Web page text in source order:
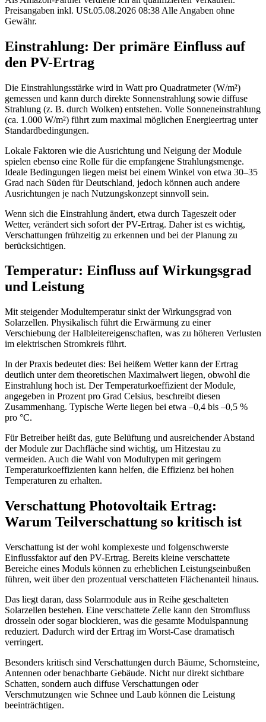
Preisangaben inkl. USt.05.08.2026 08:38 Alle Angaben ohne
Gewähr.
Einstrahlung: Der primäre Einfluss auf
den PV-Ertrag
Die Einstrahlungsstärke wird in Watt pro Quadratmeter (W/m²)
gemessen und kann durch direkte Sonnenstrahlung sowie diffuse
Strahlung (z. B. durch Wolken) entstehen. Volle Sonneneinstrahlung
(ca. 1.000 W/m²) führt zum maximal möglichen Energieertrag unter
Standardbedingungen.
Lokale Faktoren wie die Ausrichtung und Neigung der Module
spielen ebenso eine Rolle für die empfangene Strahlungsmenge.
Ideale Bedingungen liegen meist bei einem Winkel von etwa 30–35
Grad nach Süden für Deutschland, jedoch können auch andere
Ausrichtungen je nach Nutzungskonzept sinnvoll sein.
Wenn sich die Einstrahlung ändert, etwa durch Tageszeit oder
Wetter, verändert sich sofort der PV-Ertrag. Daher ist es wichtig,
Verschattungen frühzeitig zu erkennen und bei der Planung zu
berücksichtigen.
Temperatur: Einfluss auf Wirkungsgrad
und Leistung
Mit steigender Modultemperatur sinkt der Wirkungsgrad von
Solarzellen. Physikalisch führt die Erwärmung zu einer
Verschiebung der Halbleitereigenschaften, was zu höheren Verlusten
im elektrischen Stromkreis führt.
In der Praxis bedeutet dies: Bei heißem Wetter kann der Ertrag
deutlich unter dem theoretischen Maximalwert liegen, obwohl die
Einstrahlung hoch ist. Der Temperaturkoeffizient der Module,
angegeben in Prozent pro Grad Celsius, beschreibt diesen
Zusammenhang. Typische Werte liegen bei etwa –0,4 bis –0,5 %
pro °C.
Für Betreiber heißt das, gute Belüftung und ausreichender Abstand
der Module zur Dachfläche sind wichtig, um Hitzestau zu
vermeiden. Auch die Wahl von Modultypen mit geringem
Temperaturkoeffizienten kann helfen, die Effizienz bei hohen
Temperaturen zu erhalten.
Verschattung Photovoltaik Ertrag:
Warum Teilverschattung so kritisch ist
Verschattung ist der wohl komplexeste und folgenschwerste
Einflussfaktor auf den PV-Ertrag. Bereits kleine verschattete
Bereiche eines Moduls können zu erheblichen Leistungseinbußen
führen, weit über den prozentual verschatteten Flächenanteil hinaus.
Das liegt daran, dass Solarmodule aus in Reihe geschalteten
Solarzellen bestehen. Eine verschattete Zelle kann den Stromfluss
drosseln oder sogar blockieren, was die gesamte Modulspannung
reduziert. Dadurch wird der Ertrag im Worst-Case dramatisch
verringert.
Besonders kritisch sind Verschattungen durch Bäume, Schornsteine,
Antennen oder benachbarte Gebäude. Nicht nur direkt sichtbare
Schatten, sondern auch diffuse Verschattungen oder
Verschmutzungen wie Schnee und Laub können die Leistung
beeinträchtigen.